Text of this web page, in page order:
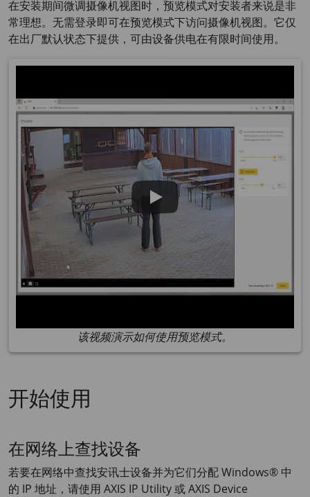
在安装期间微调摄像机视图时，预览模式对安装者来说是非
常理想。无需登录即可在预览模式下访问摄像机视图。它仅
在出厂默认状态下提供，可由设备供电在有限时间使用。
该视频演示如何使用预览模式。
开始使用
在网络上查找设备
若要在网络中查找安讯士设备并为它们分配 Windows® 中
的 IP 地址，请使用 AXIS IP Utility 或AXIS Device